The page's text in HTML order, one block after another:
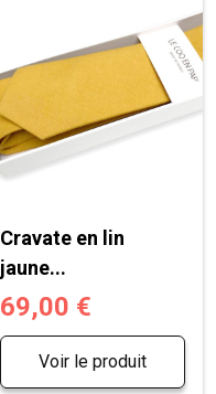
Cravate en lin
jaune...
69,00 €
Voir le produit